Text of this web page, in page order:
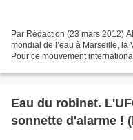
Par Rédaction (23 mars 2012)
mondial de l’eau à Marseille, la
Pour ce mouvement
Eau du robinet.
sonnette d'alarme !